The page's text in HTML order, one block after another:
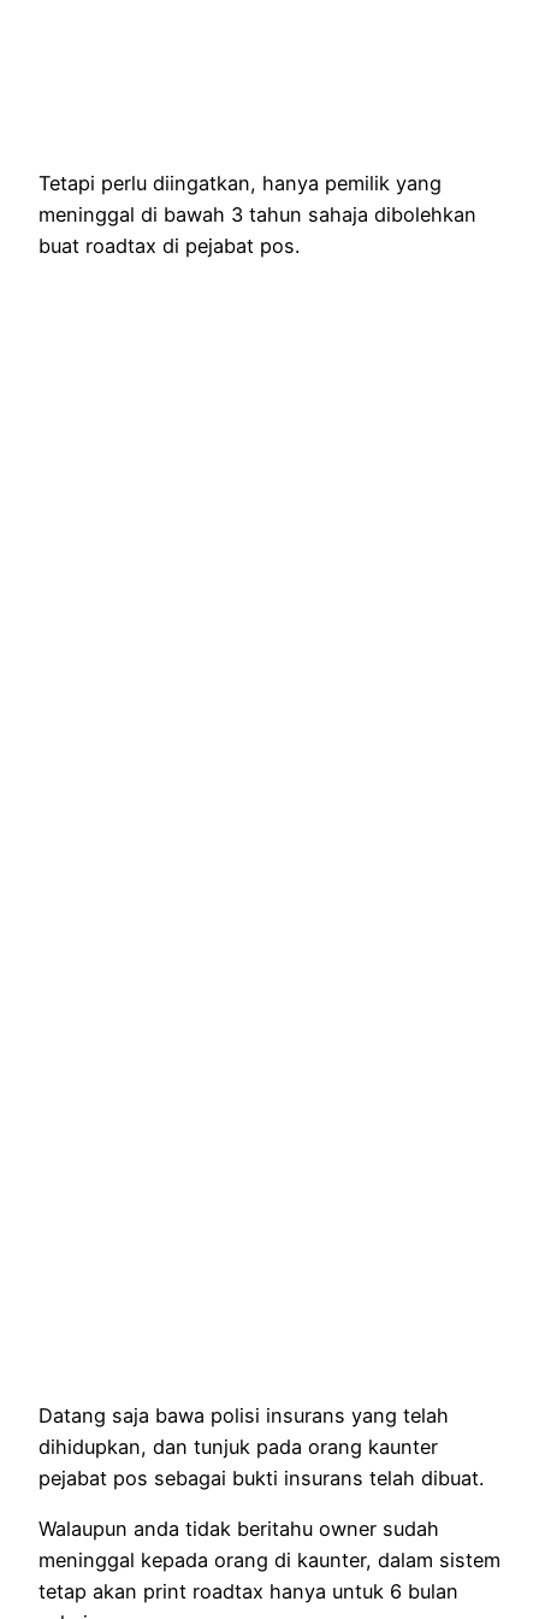
Tetapi perlu diingatkan, hanya pemilik yang
meninggal di bawah 3 tahun sahaja dibolehkan
buat roadtax di pejabat pos.
Datang saja bawa polisi insurans yang telah
dihidupkan, dan tunjuk pada orang kaunter
pejabat pos sebagai bukti insurans telah dibuat.
Walaupun anda tidak beritahu owner sudah
meninggal kepada orang di kaunter, dalam sistem
tetap akan print roadtax hanya untuk 6 bulan